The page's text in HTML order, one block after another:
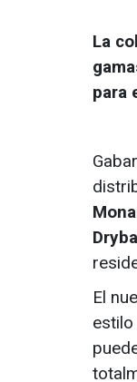
La
para
El